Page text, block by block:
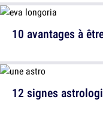
10 avantages à
12 signes